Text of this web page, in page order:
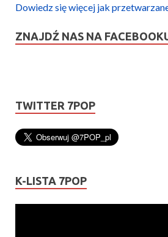
Dowiedz się więcej jak
ZNAJDŹ NAS NA
TWITTER 7POP
K-LISTA 7POP